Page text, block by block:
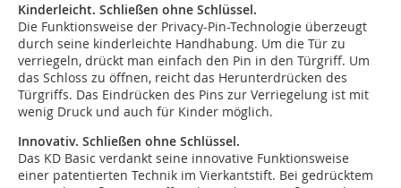
Kinderleicht. Schließen ohne Schlüssel.
Die Funktionsweise der Privacy-Pin-Technologie überzeugt
durch seine kinderleichte Handhabung. Um die Tür zu
verriegeln, drückt man einfach den Pin in den Türgriff. Um
das Schloss zu öffnen, reicht das Herunterdrücken des
Türgriffs. Das Eindrücken des Pins zur Verriegelung ist mit
wenig Druck und auch für Kinder möglich.
Innovativ. Schließen ohne Schlüssel.
Das KD Basic verdankt seine innovative Funktionsweise
einer patentierten Technik im Vierkantstift. Bei gedrücktem